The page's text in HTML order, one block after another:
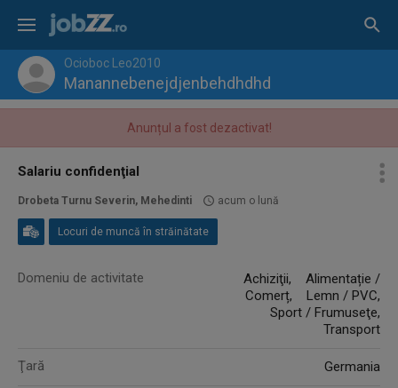
Ocioboc Leo2010
Manannebenejdjenbehdhdhd
Anunțul a fost dezactivat!
Salariu confidenţial
Drobeta Turnu Severin, Mehedinti acum o lună
Locuri de muncă în străinătate
Domeniu de activitate
Achiziţii, Alimentație /
Comerț, Lemn / PVC,
Sport / Frumuseţe,
Transport
Ţară Germania